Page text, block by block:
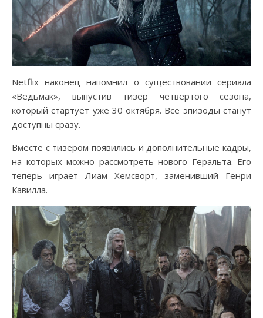
Netflix наконец напомнил о существовании сериала
«Ведьмак», выпустив тизер четвёртого сезона,
который стартует уже 30 октября. Все эпизоды станут
доступны сразу.
Вместе с тизером появились и дополнительные кадры,
на которых можно рассмотреть нового Геральта. Его
теперь играет Лиам Хемсворт, заменивший Генри
Кавилла.